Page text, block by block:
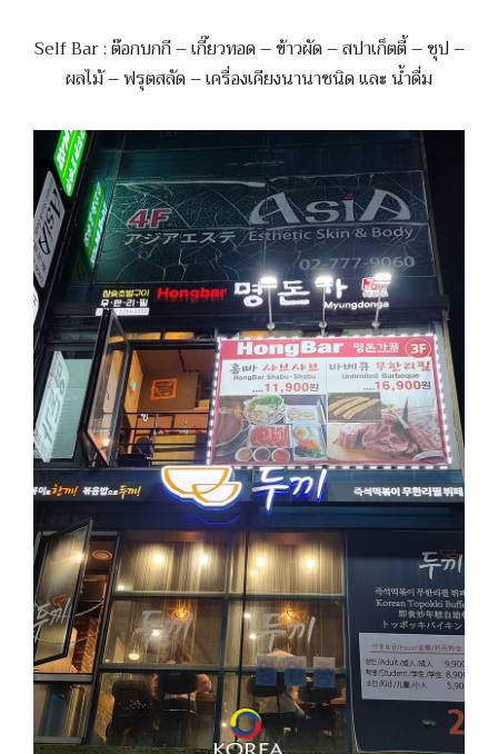
Self Bar : ต๊อกบกกี – เกี๊ยวทอด – ข้าวผัด – สปาเก็ตตี้ – ซุป –
ผลไม้ – ฟรุตสลัด – เครื่องเคียงนานาชนิด และ น้ำดื่ม